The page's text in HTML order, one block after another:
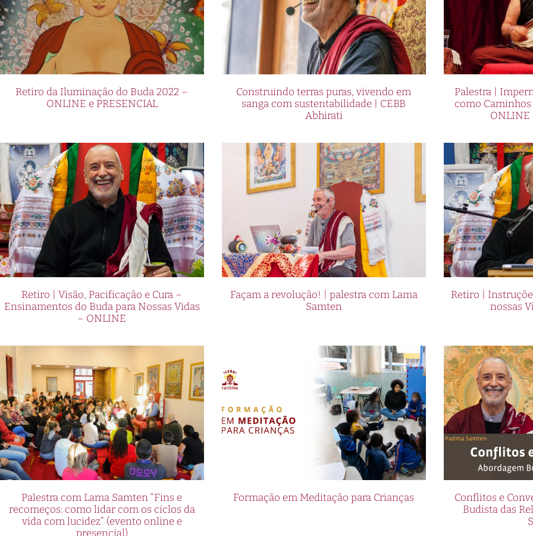
Retiro da Iluminação do Buda 2022 –
ONLINE e PRESENCIAL
Construindo terras puras, vivendo em
sanga com sustentabilidade | CEBB
Abhirati
Palestra |
como
ONLINE
Retiro | Visão, Pacificação e Cura –
Ensinamentos do Buda para Nossas Vidas
– ONLINE
Façam a revolução! | palestra com Lama
Samten
Retiro |
nossas
Palestra com Lama Samten “Fins e
recomeços: como lidar com os ciclos da
vida com lucidez” (evento online e
presencial)
Formação em Meditação para Crianças
Conflitos e
Budista das